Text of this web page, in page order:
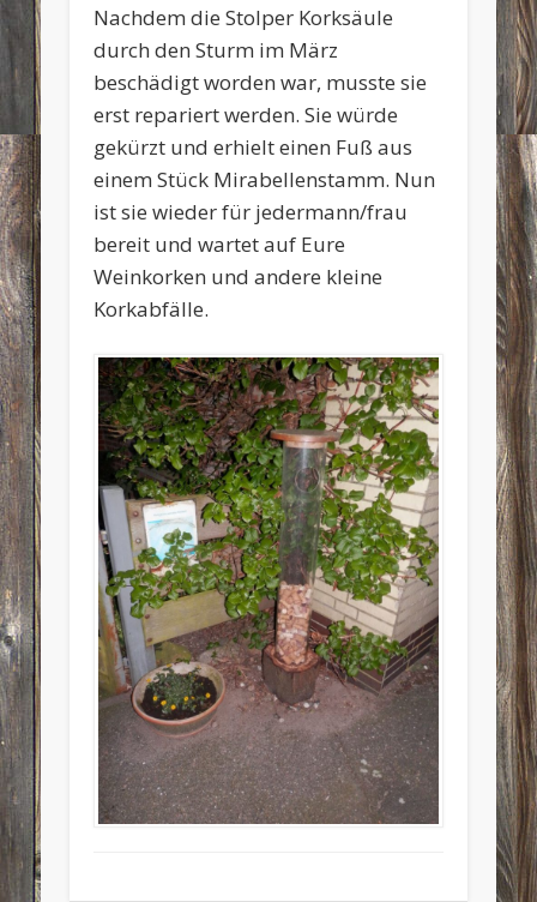
Nachdem die Stolper Korksäule
durch den Sturm im März
beschädigt worden war, musste sie
erst repariert werden. Sie würde
gekürzt und erhielt einen Fuß aus
einem Stück Mirabellenstamm. Nun
ist sie wieder für jedermann/frau
bereit und wartet auf Eure
Weinkorken und andere kleine
Korkabfälle.